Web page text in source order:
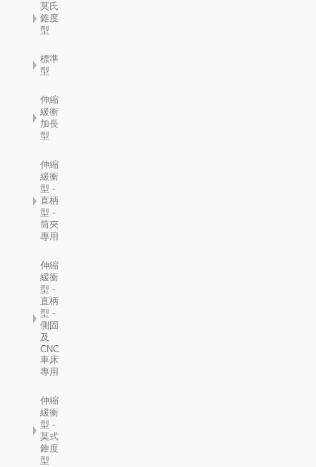
莫氏
錐度
型
標準
型
伸縮
緩衝
加長
型
伸縮
緩衝
型 -
直柄
型 -
筒夾
專用
伸縮
緩衝
型 -
直柄
型 -
側固
及
CNC
車床
專用
伸縮
緩衝
型 -
莫式
錐度
型